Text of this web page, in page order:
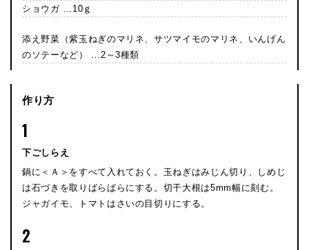
ショウガ …10ｇ
添え野菜（紫玉ねぎのマリネ、サツマイモのマリネ、いんげん
のソテーなど） …2～3種類
作り方
1
下ごしらえ
鍋に＜Ａ＞をすべて入れておく。玉ねぎはみじん切り、しめじ
は石づきを取りばらばらにする。切干大根は5mm幅に刻む。
ジャガイモ、トマトはさいの目切りにする。
2